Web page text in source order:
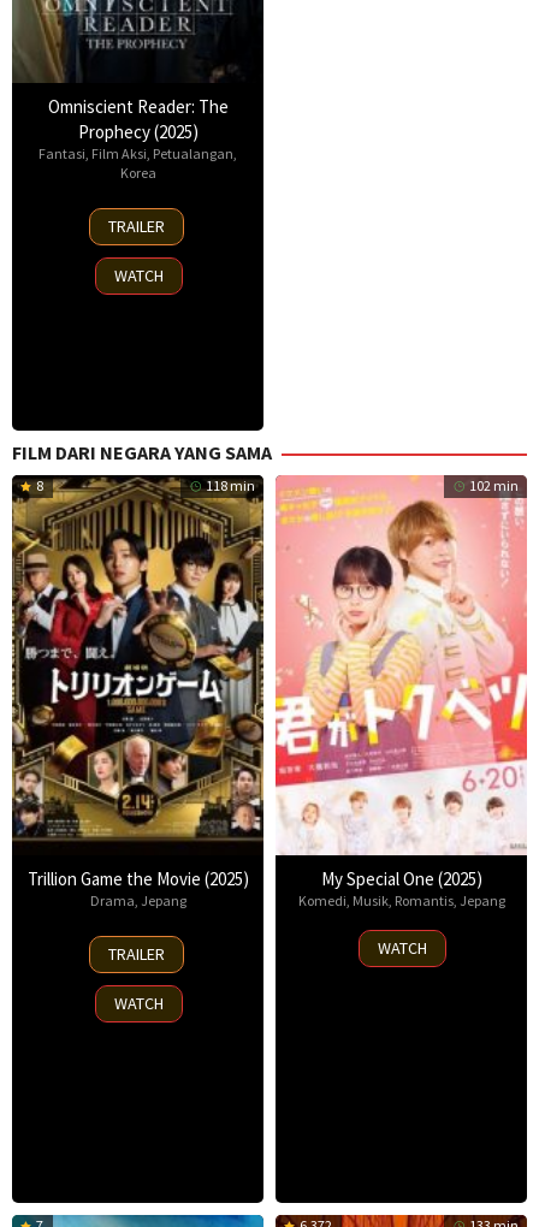
Omniscient Reader: The
Prophecy (2025)
Fantasi, Film Aksi, Petualangan,
Korea
23
Jul
2025
TRAILER
WATCH
FILM DARI NEGARA YANG SAMA
8 118 min
Trillion Game the Movie (2025)
Drama Jepang
14
Feb
2025
TRAILER
WATCH
102 min
My Special One (2025)
Komedi Musik, Romantis, Jepang
20
Jun
WATCH